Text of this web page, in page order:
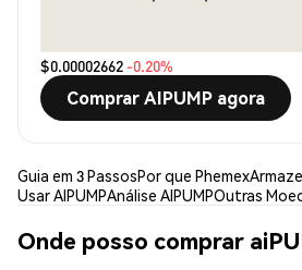
$0.00002662 -0.20%
Comprar AIPUMP agora
Guia em 3 PassosPor que Phemex
Usar AIPUMPAnálise AIPUMPOutras
Onde posso comprar